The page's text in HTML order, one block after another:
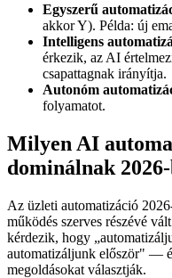
Egyszerű
akkor Y). Példa: új
Intelligens
érkezik, az AI
csapattagnak irányítja.
Autonóm
folyamatot.
Milyen AI
dominálnak
Az üzleti automatizáció
működés szerves részévé
kérdezik, hogy
automatizáljunk először" —
megoldásokat választják.